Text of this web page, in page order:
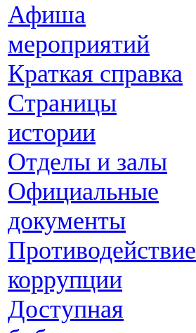
Афиша
мероприятий
Краткая справка
Страницы
истории
Отделы и залы
Официальные
документы
Противодействие
коррупции
Доступная